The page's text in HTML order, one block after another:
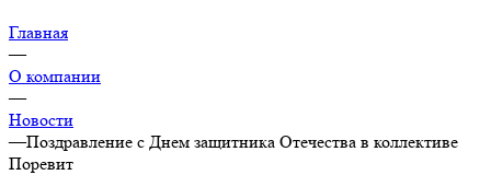
Главная
—
О компании
—
Новости
—Поздравление с Днем защитника Отечества в коллективе
Поревит